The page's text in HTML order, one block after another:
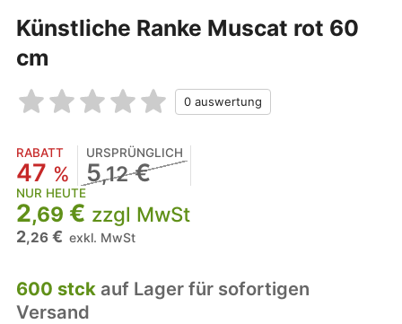
Künstliche Ranke Muscat rot 60
cm
RABATT
47 %
URSPRÜNGLICH
5,12€
NUR HEUTE
2,69 € zzgl MwSt
2,26€ exkl. MwSt
600 stckauf Lager für sofortigen
Versand